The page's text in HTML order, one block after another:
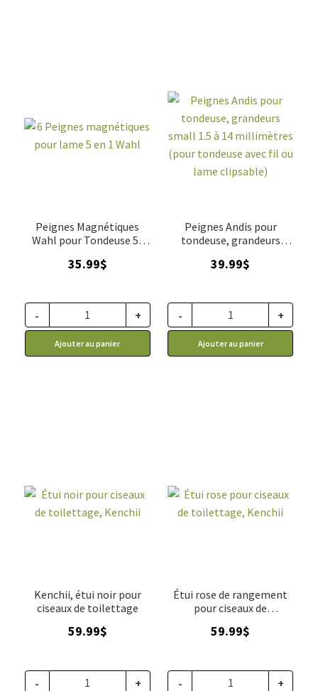
Peignes Magnétiques
Wahl pour Tondeuse 5-
35.99$
- +
Ajouter au panier
Peignes Andis pour
tondeuse, grandeurs
(pour tondeuse avec fil ou
39.99$
- +
Ajouter au panier
Kenchii, étui noir pour
ciseaux de toilettage
59.99$
- +
Étui rose de rangement
pour ciseaux de
59.99$
- +